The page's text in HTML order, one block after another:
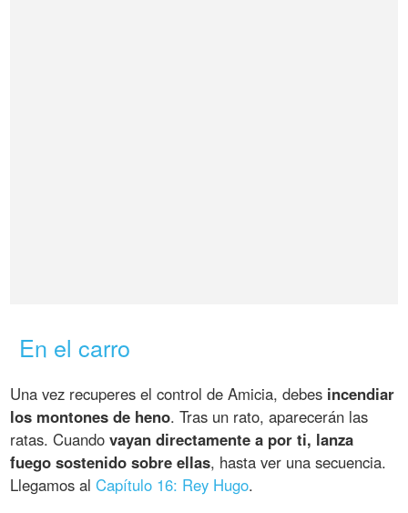
En el carro
Una vez recuperes el control de Amicia, debes incendiar
los montones de heno. Tras un rato, aparecerán las
ratas. Cuandovayan directamente a por ti, lanza
fuego sostenido sobre ellas, hasta ver una secuencia.
Llegamos alCapítulo 16: Rey Hugo.